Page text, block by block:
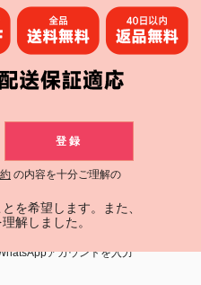
購読
登録する
アカウントを入力
登録
の内容を十分ご理解の
を希望します。また、
解しました。